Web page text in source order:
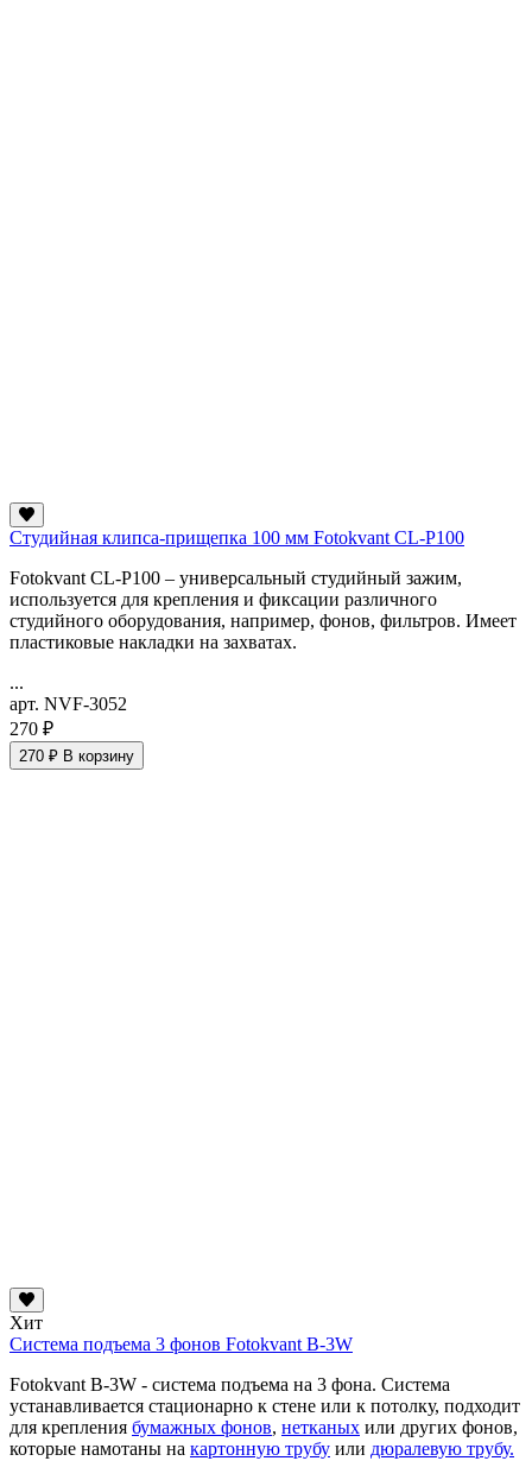
Студийная клипса-прищепка 100 мм Fotokvant CL-P100
Fotokvant CL-P100 – универсальный студийный зажим,
используется для крепления и фиксации различного
студийного оборудования, например, фонов, фильтров. Имеет
пластиковые накладки на захватах.
...
арт. NVF-3052
270 ₽
270 ₽ В корзину
Хит
Система подъема 3 фонов Fotokvant B-3W
Fotokvant B-3W - система подъема на 3 фона. Система
устанавливается стационарно к стене или к потолку, подходит
для крепления бумажных фонов, нетканых или других фонов,
которые намотаны на картонную трубу или дюралевую трубу.